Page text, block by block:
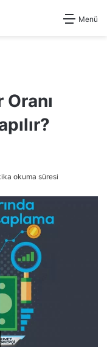
Menü
okuma süresi